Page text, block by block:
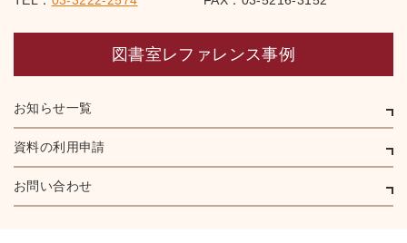
図書室レファレンス事例
お知らせ一覧
資料の利用申請
お問い合わせ